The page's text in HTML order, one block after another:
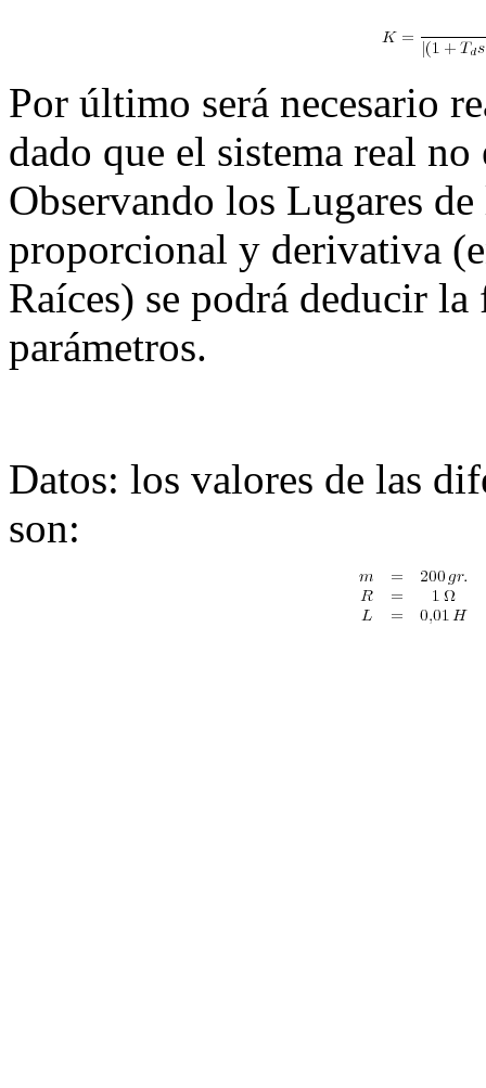
Por último será necesario
dado que el sistema real
Observando los Lugares
proporcional y derivativa
Raíces) se podrá deducir
parámetros.
Datos: los valores de las
son: